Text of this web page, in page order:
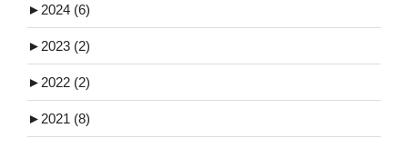
► 2024 (6)
► 2023 (2)
► 2022 (2)
► 2021 (8)